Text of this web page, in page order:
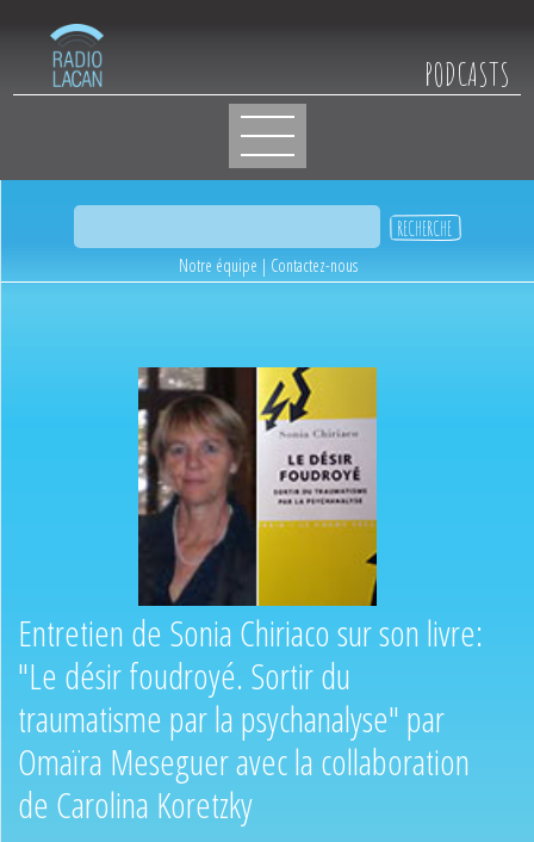
PODCASTS
Notre équipe | Contactez-nous
Entretien de Sonia Chiriaco sur son livre:
"Le désir foudroyé. Sortir du
traumatisme par la psychanalyse" par
Omaïra Meseguer avec la collaboration
de Carolina Koretzky